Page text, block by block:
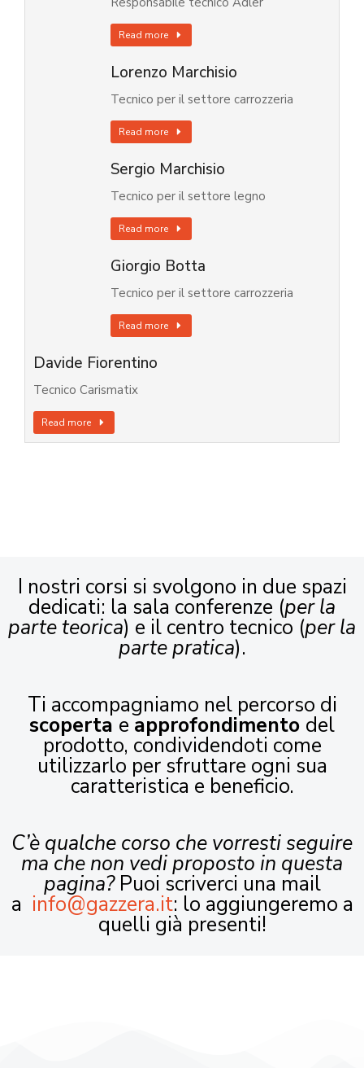
Read more
Lorenzo Marchisio
Tecnico per il settore carrozzeria
Read more
Sergio Marchisio
Tecnico per il settore legno
Read more
Giorgio Botta
Tecnico per il settore carrozzeria
Read more
Davide Fiorentino
Tecnico Carismatix
Read more
I nostri corsi si svolgono in due spazi
dedicati: la sala conferenze (per la
parte teorica) e il centro tecnico (per la
parte pratica).
Ti accompagniamo nel percorso di
scoperta e approfondimento del
prodotto, condividendoti come
utilizzarlo per sfruttare ogni sua
caratteristica e beneficio.
C’è qualche corso che vorresti seguire
ma che non vedi proposto in questa
pagina?Puoi scriverci una mail
a info@gazzera.it: lo aggiungeremo a
quelli già presenti!